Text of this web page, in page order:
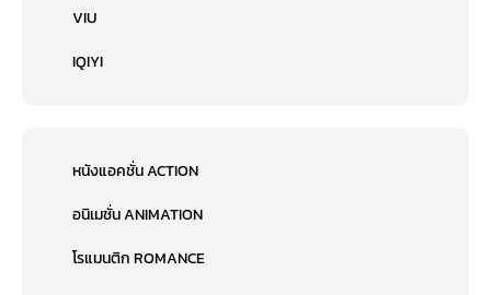
VIU
IQIYI
หนังแอคชั่น ACTION
อนิเมชั่น ANIMATION
โรแมนติก ROMANCE